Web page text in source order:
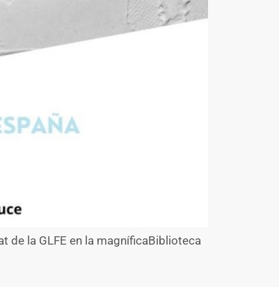
de la GLFE en la magníficaBiblioteca